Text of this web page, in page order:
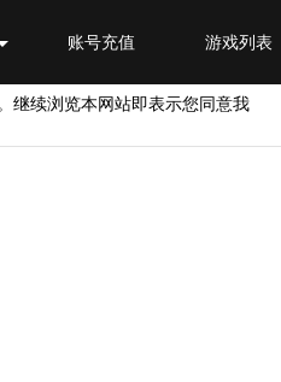
游戏列表
账号充值
继续浏览本网站即表示您同意我